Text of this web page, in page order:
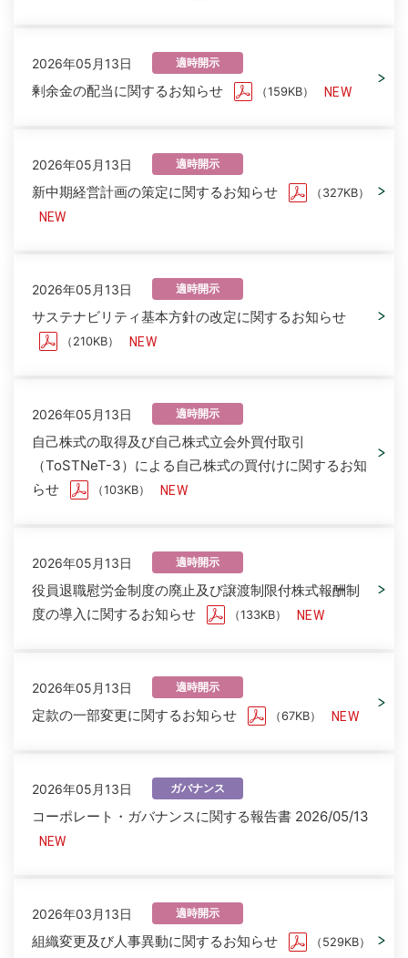
2026年05月13日 適時開示
剰余金の配当に関するお知らせ （159KB）
2026年05月13日 適時開示
新中期経営計画の策定に関するお知らせ （327KB）
2026年05月13日 適時開示
サステナビリティ基本方針の改定に関するお知らせ
（210KB）
2026年05月13日 適時開示
自己株式の取得及び自己株式立会外買付取引
（ToSTNeT-3）による自己株式の買付けに関するお知
らせ
（103KB）
2026年05月13日 適時開示
役員退職慰労金制度の廃止及び譲渡制限付株式報酬制
度の導入に関するお知らせ
（133KB）
2026年05月13日 適時開示
定款の一部変更に関するお知らせ （67KB）
2026年05月13日 ガバナンス
コーポレート・ガバナンスに関する報告書 2026/05/13
2026年03月13日 適時開示
組織変更及び人事異動に関するお知らせ （529KB）